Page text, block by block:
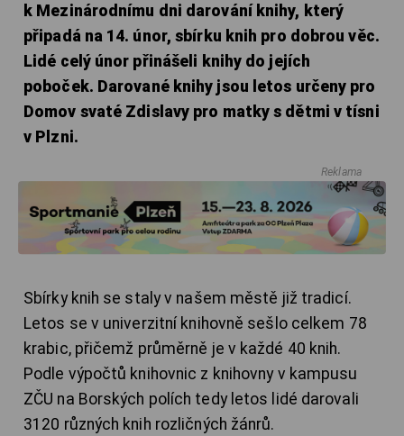
k Mezinárodnímu dni darování knihy, který
připadá na 14. únor, sbírku knih pro dobrou věc.
Lidé celý únor přinášeli knihy do jejích
poboček. Darované knihy jsou letos určeny pro
Domov svaté Zdislavy pro matky s dětmi v tísni
v Plzni.
Reklama
Sbírky knih se staly v našem městě již tradicí.
Letos se v univerzitní knihovně sešlo celkem 78
krabic, přičemž průměrně je v každé 40 knih.
Podle výpočtů knihovnic z knihovny v kampusu
ZČU na Borských polích tedy letos lidé darovali
3120 různých knih rozličných žánrů.